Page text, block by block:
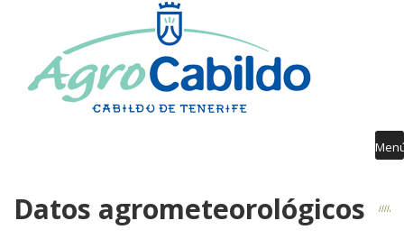
Datos agrometeorológicos
AGROCABILDO
RIEGO
AGROMETEOROLOGÍA
PUBLICACIONES